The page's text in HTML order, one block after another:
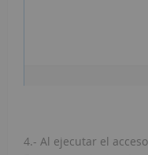
4.- Al ejecutar el